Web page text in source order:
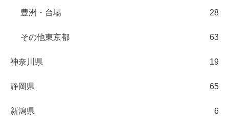
豊洲・台場 28
その他東京都 63
神奈川県 19
静岡県 65
新潟県 6